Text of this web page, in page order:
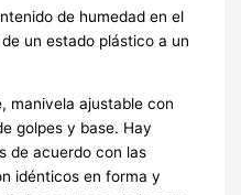
de humedad en el
un estado plástico a un
manivela ajustable con
golpes y base. Hay
de acuerdo con las
idénticos en forma y